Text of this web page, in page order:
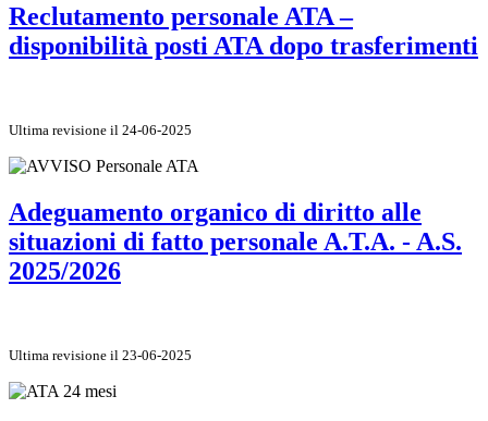
Reclutamento personale ATA –
disponibilità posti ATA dopo trasferimenti
Ultima revisione il 24-06-2025
Adeguamento organico di diritto alle
situazioni di fatto personale A.T.A. - A.S.
2025/2026
Ultima revisione il 23-06-2025